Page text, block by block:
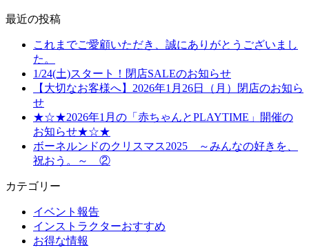
最近の投稿
これまでご愛顧いただき、誠にありがとうございまし
た。
1/24(土)スタート！閉店SALEのお知らせ
【大切なお客様へ】2026年1月26日（月）閉店のお知ら
せ
★☆★2026年1月の「赤ちゃんとPLAYTIME」開催の
お知らせ★☆★
ボーネルンドのクリスマス2025 ～みんなの好きを、
祝おう。～ ②
カテゴリー
イベント報告
インストラクターおすすめ
お得な情報